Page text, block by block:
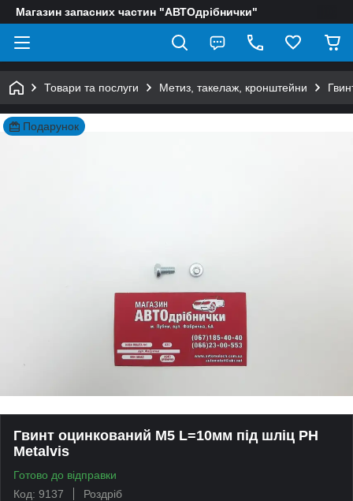
Магазин запасних частин "АВТОдрібнички"
Товари та послуги Метиз, такелаж, кронштейни
Подарунок
Гвинт оцинкований М5 L=10мм під шліц PH
Metalvis
Готово до відправки
Код: 9137
Роздріб